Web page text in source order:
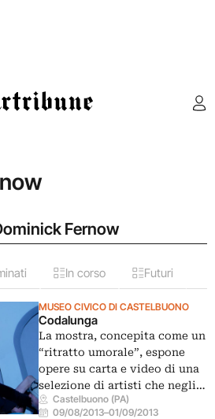
Fernow
In corso Futuri
MUSEO CIVICO DI CASTELBUONO
Codalunga
La mostra, concepita come un
“ritratto umorale”, espone
opere su carta e video di una
selezione di artisti che negli…
Castelbuono (PA)
09/08/2013–01/09/2013